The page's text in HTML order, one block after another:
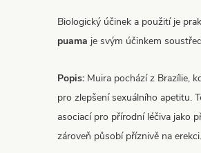
Biologický účinek a použití je
puama je svým účinkem
Popis: Muira pochází z Brazílie,
pro zlepšení sexuálního apetitu.
asociací pro přírodní léčiva jako
zároveň působí příznivě na erekci.